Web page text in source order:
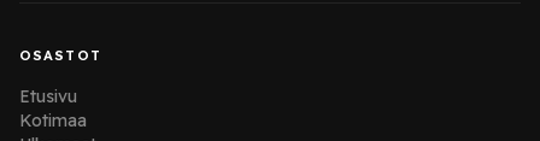
OSASTOT
Etusivu
Kotimaa